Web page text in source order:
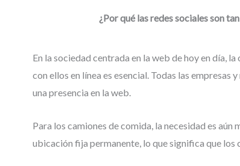
¿Por qué las redes sociales son
En la sociedad centrada en la web de hoy en día,
con ellos en línea es esencial. Todas las
una presencia en la web.
Para los camiones de comida, la necesidad es aún
ubicación fija permanente, lo que significa que